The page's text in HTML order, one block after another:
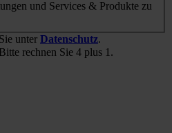
und Services & Produkte zu
unter Datenschutz.
Bitte rechnen Sie 4 plus 1.